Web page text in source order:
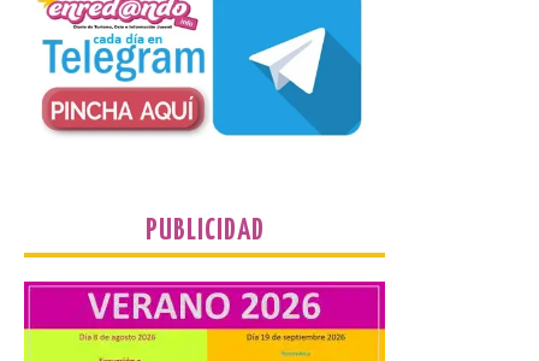
Nueva edición de León
de…viaje. Una iniciativa
organizado por la sección
juvenil de la Asociación
Enróllate, la Asociación
Conceyu País Llionés y el Diario de
Turismo, Ocio e Información para
macroevento, un festival
cultural transformador
que apuesta por el legado.
PUBLICIDAD